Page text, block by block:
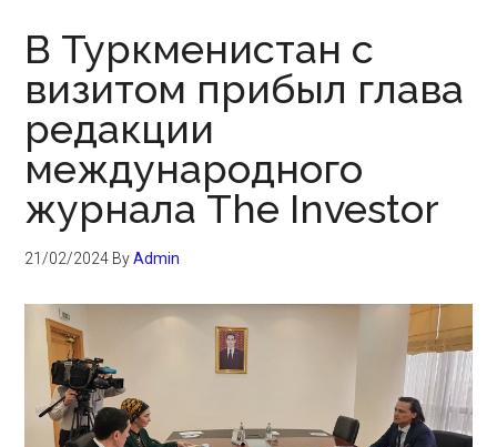
В Туркменистан с
визитом прибыл глава
редакции
международного
журнала The Investor
21/02/2024 ByAdmin